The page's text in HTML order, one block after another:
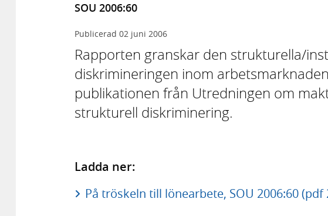
SOU 2006:60
Publicerad 02 juni 2006
Rapporten granskar den strukturella/
diskrimineringen inom
publikationen från Utredningen om
strukturell diskriminering.
Ladda ner:
På tröskeln till lönearbete, SOU 2006:60 (pdf